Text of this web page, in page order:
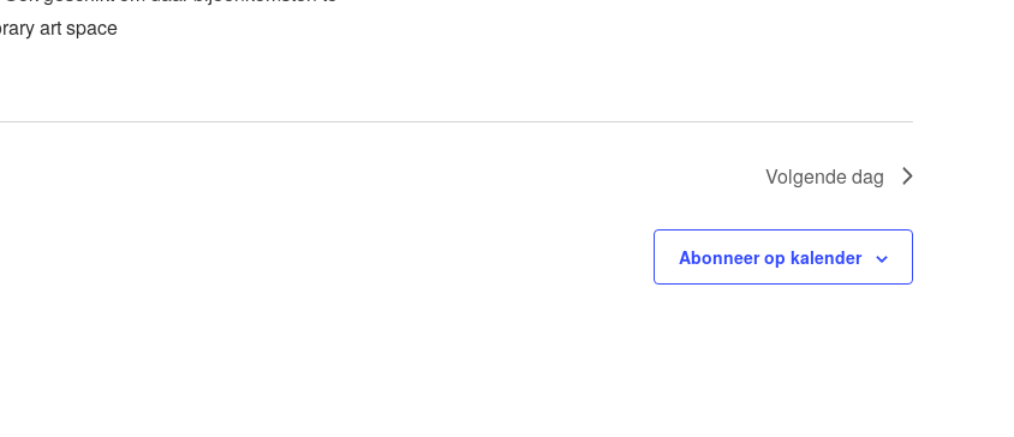
art space
Volgende dag
Abonneer op kalender